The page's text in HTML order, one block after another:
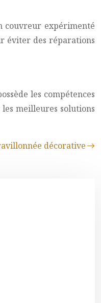
couvreur expérimenté
éviter des réparations
les compétences
meilleures solutions
décorative